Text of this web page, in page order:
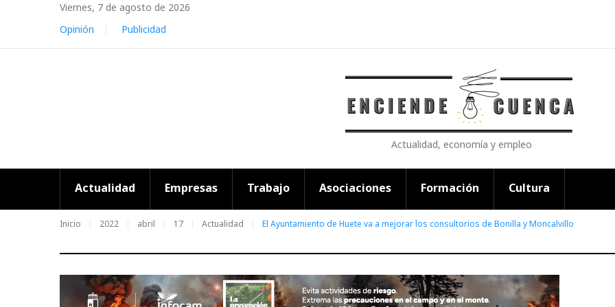
Viernes, 7 de agosto de 2026
Opinión
Publicidad
Actualidad, economía y empleo
Actualidad Empresas Trabajo Asociaciones Formación Cultura
Inicio 2022 abril 17 Actualidad El Ayuntamiento de Huete va a mejorar los consultorios de Bonilla y Moncalvillo